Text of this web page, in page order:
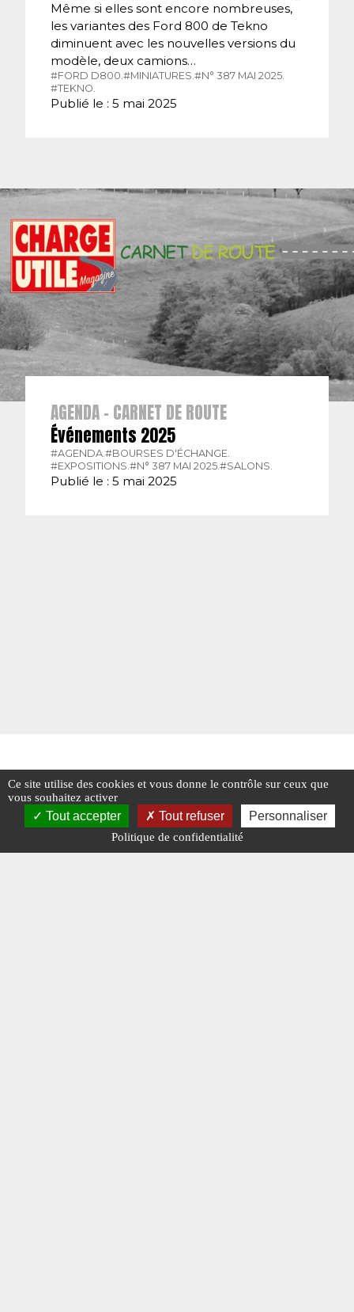
Même si elles sont encore nombreuses,
les variantes des Ford 800 de Tekno
diminuent avec les nouvelles versions du
modèle, deux camions…
#FORD D800.#MINIATURES.#N° 387 MAI 2025.
#TEKNO.
Publié le : 5 mai 2025
AGENDA - CARNET DE ROUTE
Événements 2025
#AGENDA. #BOURSES D'ÉCHANGE.
#EXPOSITIONS. #N° 387 MAI 2025. #SALONS.
Publié le : 5 mai 2025
Ce site utilise des cookies et vous donne le contrôle sur ceux que
vous souhaitez activer
Tout accepter Tout refuser Personnaliser
Politique de confidentialité